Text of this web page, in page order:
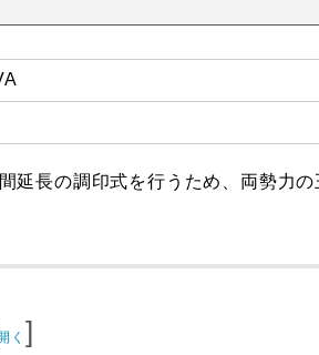
延長の調印式を行うため、両勢力の
く ]